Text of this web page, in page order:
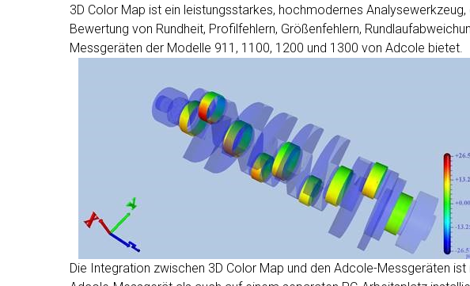
3D Color Map ist ein leistungsstarkes, hochmodernes
Bewertung von Rundheit, Profilfehlern, Größenfehlern,
Messgeräten der Modelle 911, 1100, 1200 und 1300 von Adcole bietet.
Die Integration zwischen 3D Color Map und den Adcole-Messgeräten